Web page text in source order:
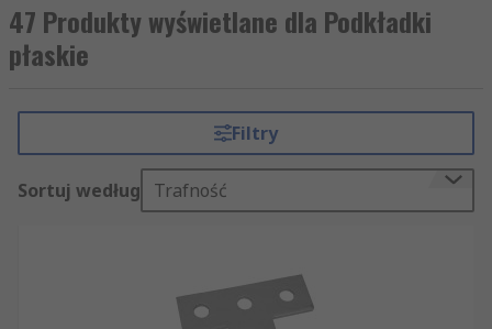
47 Produkty wyświetlane dla Podkładki
płaskie
Filtry
Sortuj według Trafność